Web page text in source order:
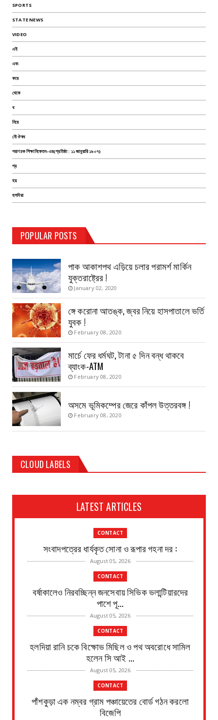
SPORTS
STATE NEWS
VIDEO
এই
এবং
করে
থেকে
ধ
নিয়ে
নৌ ঔষধ
পরাণচক শিক্ষানিকেতন-এর(প্রতিষ্ঠা : ১১ জানুয়ারি ১৯০৭)
প্র
হয়
হলদিয়া
POPULAR POSTS
TEST PAGE
Haldia Bandar August 14, 2019
পাক আকাশপথ এড়িয়ে চলার পরামর্শ মার্কিন
যুক্তরাষ্ট্রের !
January 02, 2020
ঙ্গে করোনা আতঙ্ক, জ্বর নিয়ে হাসপাতালে ভর্তি
যুবক !
February 08, 2020
মার্চে ফের ধর্মঘট, টানা ৫ দিন বন্ধ থাকবে
ব্যাংক-ATM
February 08, 2020
অসমে ভূমিকম্পের জেরে কাঁপল উত্তরবঙ্গ !
February 08, 2020
CLOUD LABELS
LATEST ARTICLES
CONTACT
সংবাদপত্রের ধার্যকৃত সোনা ও রূপার গহনা দর :
August 05, 2026
CONTACT
বর্ষাকালেও নিরবচ্ছিন্ন জনসেবায় সিভিক ভলান্টিয়ারদের
পাশে পূ...
August 05, 2026
CONTACT
হলদিয়া রানি চকে বিক্ষোভ মিছিল ও পথ অবরোধে সামিল
হলেন সি আই ...
August 05, 2026
CONTACT
পাঁশকুড়া এক নম্বর গ্রাম পঞ্চায়েতের বোর্ড গঠন করলো
বিজেপি